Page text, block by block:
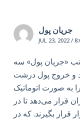
جریان پول
JUL 23, 2022 /
«جریان پول» سه
و خروج پول درشت
به صورت اتوماتیک
قرار می‌دهد تا در
قرار بگیرند. که در